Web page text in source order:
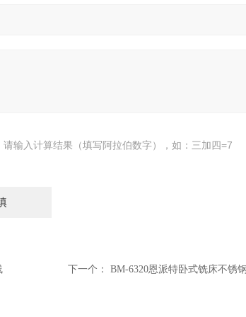
请输入计算结果（填写阿拉伯数字），如：三加四=7
下一个： BM-6320恩派特卧式铣床不锈